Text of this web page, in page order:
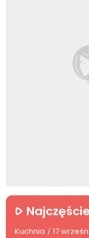
Kuchnia / 17